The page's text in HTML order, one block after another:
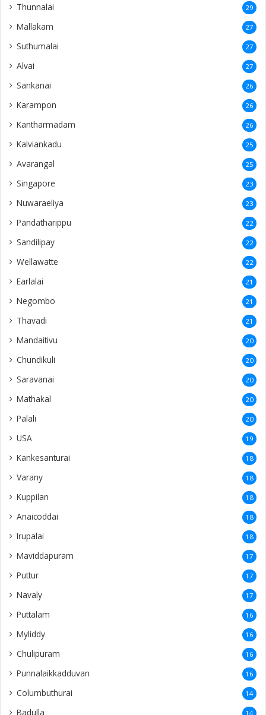
Thunnalai 29
Mallakam 27
Suthumalai 27
Alvai 27
Sankanai 26
Karampon 26
Kantharmadam 26
Kalviankadu 25
Avarangal 25
Singapore 23
Nuwaraeliya 23
Pandatharippu 22
Sandilipay 22
Wellawatte 22
Earlalai 21
Negombo 21
Thavadi 21
Mandaitivu 20
Chundikuli 20
Saravanai 20
Mathakal 20
Palali 20
USA 19
Kankesanturai 18
Varany 18
Kuppilan 18
Anaicoddai 18
Irupalai 18
Maviddapuram 17
Puttur 17
Navaly 17
Puttalam 16
Myliddy 16
Chulipuram 16
Punnalaikkadduvan 16
Columbuthurai 14
Badulla 14